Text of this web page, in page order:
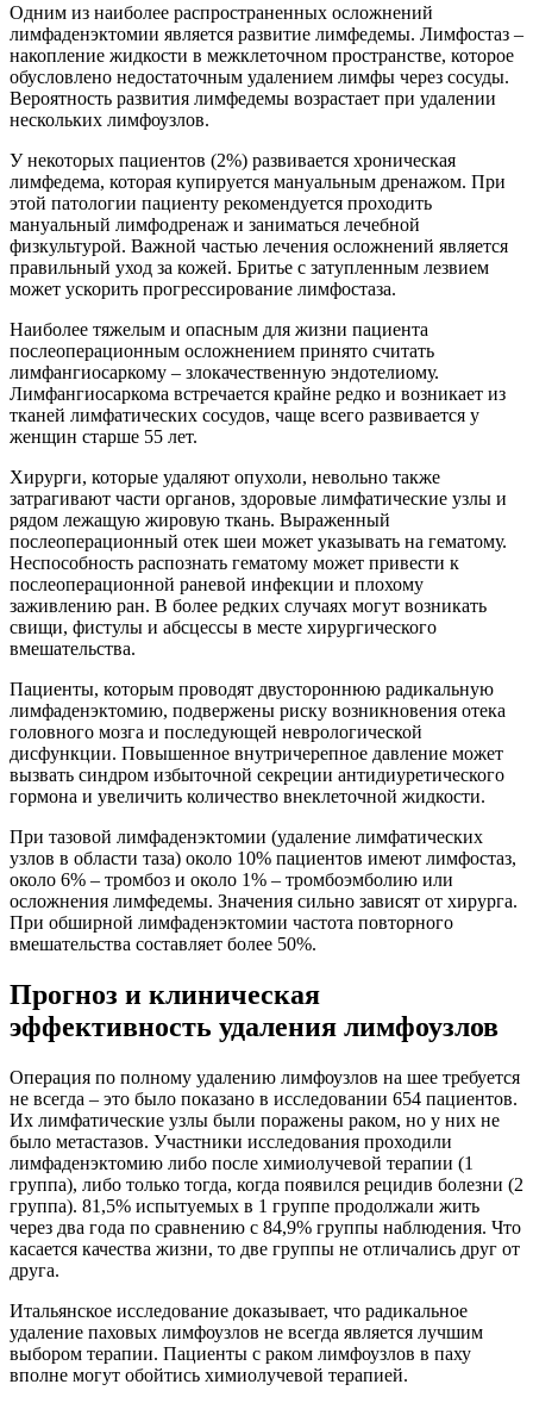
Одним из наиболее распространенных осложнений
лимфаденэктомии является развитие лимфедемы. Лимфостаз –
накопление жидкости в межклеточном пространстве, которое
обусловлено недостаточным удалением лимфы через сосуды.
Вероятность развития лимфедемы возрастает при удалении
нескольких лимфоузлов.
У некоторых пациентов (2%) развивается хроническая
лимфедема, которая купируется мануальным дренажом. При
этой патологии пациенту рекомендуется проходить
мануальный лимфодренаж и заниматься лечебной
физкультурой. Важной частью лечения осложнений является
правильный уход за кожей. Бритье с затупленным лезвием
может ускорить прогрессирование лимфостаза.
Наиболее тяжелым и опасным для жизни пациента
послеоперационным осложнением принято считать
лимфангиосаркому – злокачественную эндотелиому.
Лимфангиосаркома встречается крайне редко и возникает из
тканей лимфатических сосудов, чаще всего развивается у
женщин старше 55 лет.
Хирурги, которые удаляют опухоли, невольно также
затрагивают части органов, здоровые лимфатические узлы и
рядом лежащую жировую ткань. Выраженный
послеоперационный отек шеи может указывать на гематому.
Неспособность распознать гематому может привести к
послеоперационной раневой инфекции и плохому
заживлению ран. В более редких случаях могут возникать
свищи, фистулы и абсцессы в месте хирургического
вмешательства.
Пациенты, которым проводят двустороннюю радикальную
лимфаденэктомию, подвержены риску возникновения отека
головного мозга и последующей неврологической
дисфункции. Повышенное внутричерепное давление может
вызвать синдром избыточной секреции антидиуретического
гормона и увеличить количество внеклеточной жидкости.
При тазовой лимфаденэктомии (удаление лимфатических
узлов в области таза) около 10% пациентов имеют лимфостаз,
около 6% – тромбоз и около 1% – тромбоэмболию или
осложнения лимфедемы. Значения сильно зависят от хирурга.
При обширной лимфаденэктомии частота повторного
вмешательства составляет более 50%.
Прогноз и клиническая
эффективность удаления лимфоузлов
Операция по полному удалению лимфоузлов на шее требуется
не всегда – это было показано в исследовании 654 пациентов.
Их лимфатические узлы были поражены раком, но у них не
было метастазов. Участники исследования проходили
лимфаденэктомию либо после химиолучевой терапии (1
группа), либо только тогда, когда появился рецидив болезни (2
группа). 81,5% испытуемых в 1 группе продолжали жить
через два года по сравнению с 84,9% группы наблюдения. Что
касается качества жизни, то две группы не отличались друг от
друга.
Итальянское исследование доказывает, что радикальное
удаление паховых лимфоузлов не всегда является лучшим
выбором терапии. Пациенты с раком лимфоузлов в паху
вполне могут обойтись химиолучевой терапией.